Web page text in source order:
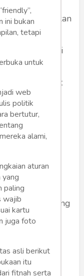
menunjukkan
usaha atas
sebagai
saham
aset
Rapat
instrumen
perlu
memiliki
sebelum
analisis yang
akan
ini bukan
tetapi
untuk
web
politik
bertutur,
alami,
aturan
paling
wajib
kartu
juga foto
asli berikut
itu
fitnah serta